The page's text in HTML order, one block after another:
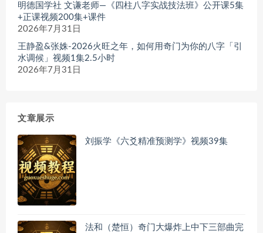
明德国学社 文谦老师—《四柱八字实战技法班》公开课5集
+正课视频200集+课件
2026年7月31日
王静盈&张姝-2026火旺之年，如何用奇门为你的八字「引
水调候」视频1集2.5小时
2026年7月31日
文章展示
刘振学《六爻精准预测学》视频39集
法和（楚恒）奇门大爆炸上中下三部曲完